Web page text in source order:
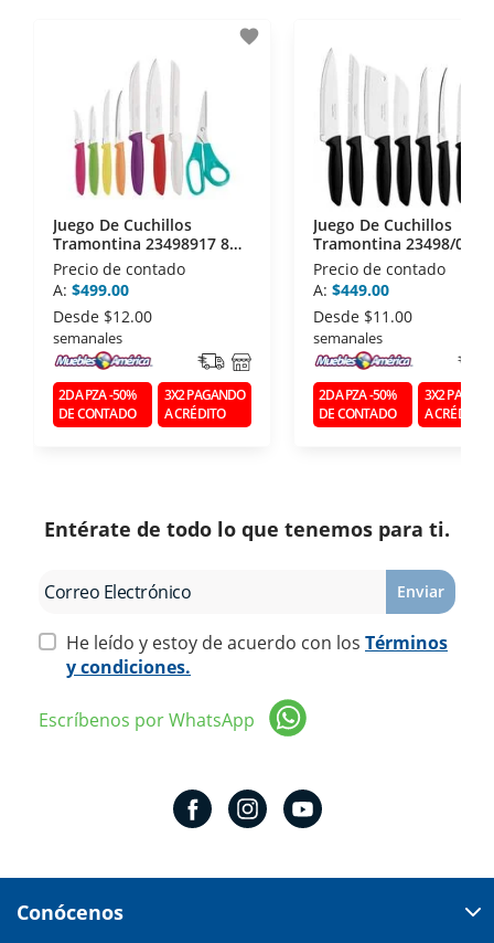
disposiciones legales y Códigos de Ética de la
Asociación Mexicana de Internet (AIMX).
- Nos encontramos en la lista de socios Activos de
la Asociación de Internet.MX.
favorite
Juego De Cuchillos
Tramontina 23498917 8
Piezas Plastico Y Acero
Precio de contado
A: $499.00
Desde $12.00
semanales
2DA PZA -50%
DE CONTADO
3X2 PAGANDO
A CRÉDITO
Juego De Cuchillos
Tramontina 23498/050 9
Piezas Plastico Y Acero
Precio de contado
A: $449.00
Desde $11.00
semanales
2DA PZA -50%
DE CONTADO
3X2
A CRÉDITO
Entérate de todo lo que tenemos para ti.
Enviar
He leído y estoy de acuerdo con los Términos
y condiciones.
Escríbenos por WhatsApp
Conócenos